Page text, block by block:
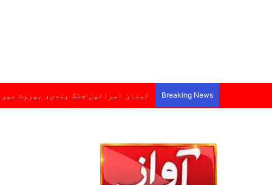
Breaking News لبنان اسرائیل جنگ بندی، بیروت